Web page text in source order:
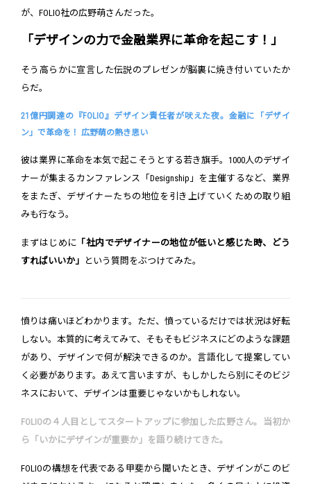
が、FOLIO社の広野萌さんだった。
「デザインの力で金融業界に革命を起こす！」
そう高らかに宣言した伝説のプレゼンが脳裏に焼き付いていたか
らだ。
21億円調達の『FOLIO』デザイン責任者が吠えた夜。金融に「デザイ
ン」で革命を！ 広野萌の熱き思い
彼は業界に革命を本気で起こそうとする若き旗手。1000人のデザイ
ナーが集まるカンファレンス「Designship」を主催するなど、業界
をまたぎ、デザイナーたちの地位を引き上げていくための取り組
みも行なう。
まずはじめに 「社内でデザイナーの地位が低いと感じた時、どう
すればいいか」
という質問をぶつけてみた。
憤りは痛いほどわかります。ただ、憤っているだけでは状況は好転
しない。本質的に考えてみて、そもそもビジネスにどのような課題
があり、デザインで何が解決できるのか。言語化して提案してい
く必要があります。あえて言いますが、もしかしたら別にそのビジ
ネスにおいて、デザインは重要じゃないかもしれない。
FOLIOの４人目としてスタートアップに参加した広野さん。当初か
ら「いかにデザインが重要か」を語り続けてきた。
FOLIOの構想を代表である甲斐から聞いたとき、デザインがこのビ